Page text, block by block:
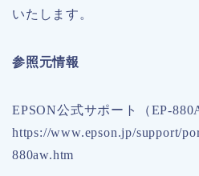
いたします。
参照元情報
EPSON公式サポート（EP-
https://www.epson.jp/support/
880aw.htm